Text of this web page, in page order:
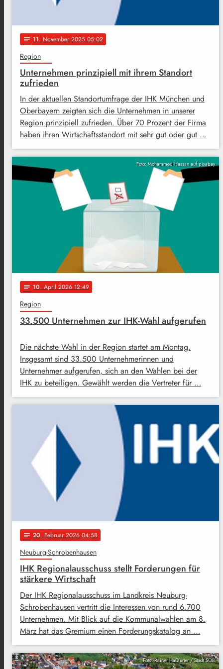
notes 11. November 2025 05:02
Region
Unternehmen prinzipiell mit ihrem Standort
zufrieden
In der aktuellen Standortumfrage der IHK München und
Oberbayern zeigten sich die Unternehmen in unserer
Region prinzipiell zufrieden. Über 70 Prozent der Firma
haben ihren Wirtschaftsstandort mit sehr gut oder gut …
Foto: Mohammed Hassan auf pixabay
notes 10. April 2026 12:49
Region
33.500 Unternehmen zur IHK-Wahl aufgerufen
Die nächste Wahl in der Region startet am Montag.
Insgesamt sind 33.500 Unternehmerinnen und
Unternehmer aufgerufen, sich an den Wahlen bei der
IHK zu beteiligen. Gewählt werden die Vertreter für …
notes 20. Februar 2026 04:58
Neuburg-Schrobenhausen
IHK Regionalausschuss stellt Forderungen für
stärkere Wirtschaft
Der IHK Regionalausschuss im Landkreis Neuburg-
Schrobenhausen vertritt die Interessen von rund 6.700
Unternehmen. Mit Blick auf die Kommunalwahlen am 8.
März hat das Gremium einen Forderungskatalog an …
Foto: Rainer Haßfurter / Stadt SOB